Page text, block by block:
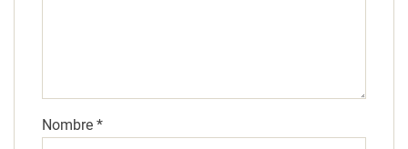
Nombre *